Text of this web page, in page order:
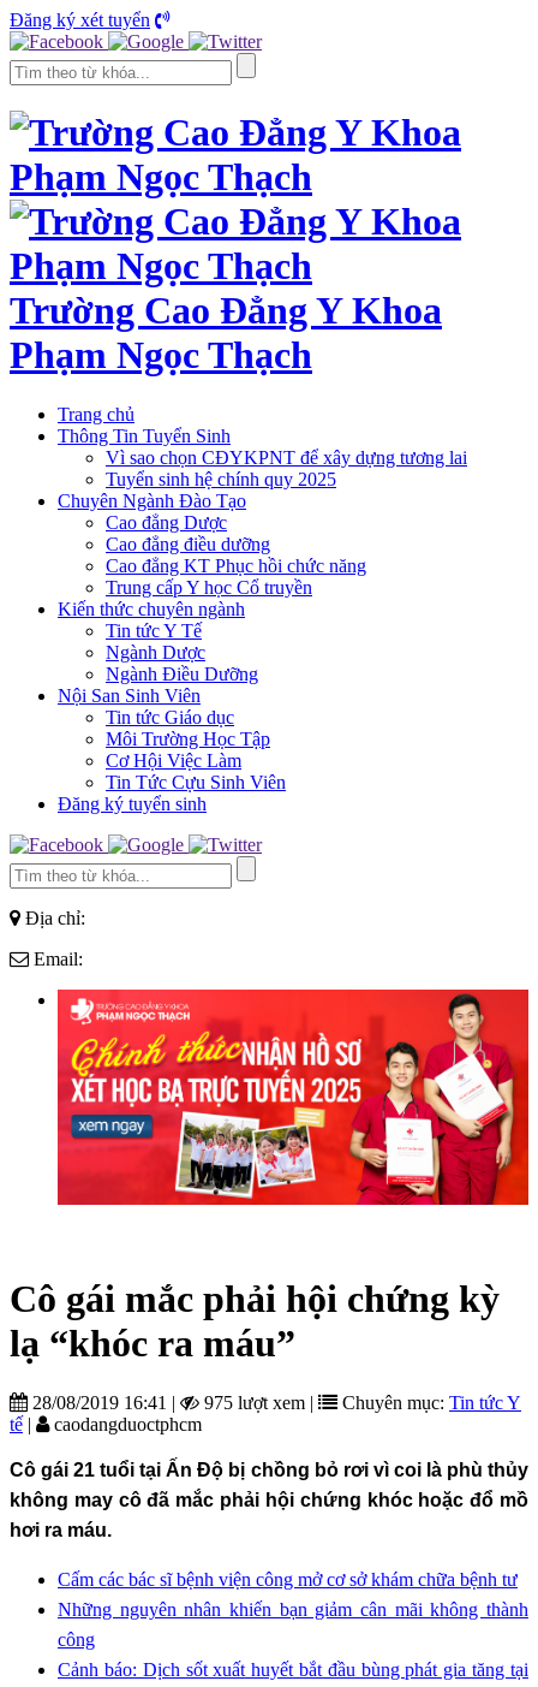
Đăng ký xét tuyển
Trường Cao Đẳng Y Khoa
Phạm Ngọc Thạch
Trang chủ
Thông Tin Tuyển Sinh
Vì sao chọn CĐYKPNT để xây dựng tương lai
Tuyển sinh hệ chính quy 2025
Chuyên Ngành Đào Tạo
Cao đẳng Dược
Cao đẳng điều dưỡng
Cao đẳng KT Phục hồi chức năng
Trung cấp Y học Cổ truyền
Kiến thức chuyên ngành
Tin tức Y Tế
Ngành Dược
Ngành Điều Dưỡng
Nội San Sinh Viên
Tin tức Giáo dục
Môi Trường Học Tập
Cơ Hội Việc Làm
Tin Tức Cựu Sinh Viên
Đăng ký tuyển sinh
Địa chỉ:
Email:
Cô gái mắc phải hội chứng kỳ
lạ “khóc ra máu”
28/08/2019 16:41 | 975 lượt xem | Chuyên mục: Tin tức Y
tế | caodangduoctphcm
Cô gái 21 tuổi tại Ấn Độ bị chồng bỏ rơi vì coi là phù thủy
không may cô đã mắc phải hội chứng khóc hoặc đổ mồ
hơi ra máu.
Cấm các bác sĩ bệnh viện công mở cơ sở khám chữa bệnh tư
Những nguyên nhân khiến bạn giảm cân mãi không thành
công
Cảnh báo: Dịch sốt xuất huyết bắt đầu bùng phát gia tăng tại